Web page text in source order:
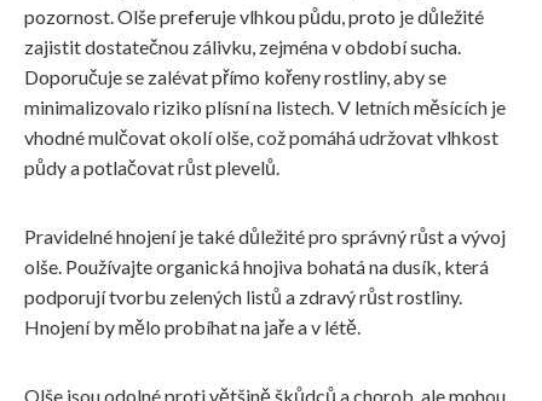
pozornost. Olše preferuje vlhkou půdu, proto je důležité
zajistit dostatečnou zálivku, zejména v období sucha.
Doporučuje se zalévat přímo kořeny rostliny, aby se
minimalizovalo riziko plísní na listech. V letních měsících je
vhodné mulčovat okolí olše, což pomáhá udržovat vlhkost
půdy a potlačovat růst plevelů.
Pravidelné hnojení je také důležité pro správný růst a vývoj
olše. Používajte organická hnojiva bohatá na dusík, která
podporují tvorbu zelených listů a zdravý růst rostliny.
Hnojení by mělo probíhat na jaře a v létě.
Olše jsou odolné proti většině škůdců a chorob, ale mohou